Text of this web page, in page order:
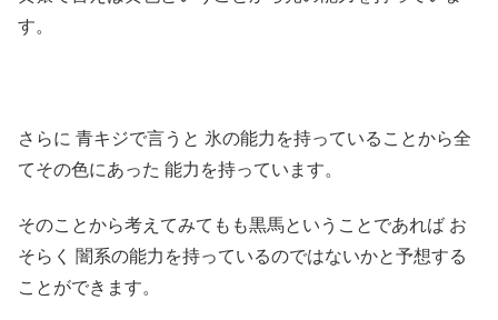
す。
さらに 青キジで言うと 氷の能力を持っていることから全
てその色にあった 能力を持っています。
そのことから考えてみてもも黒馬ということであれば お
そらく 闇系の能力を持っているのではないかと予想する
ことができます。